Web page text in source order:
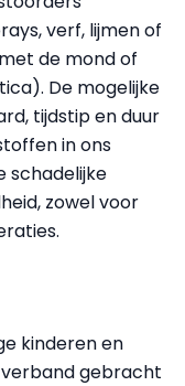
verf, lijmen of
de mond of
De mogelijke
tijdstip en duur
in ons
schadelijke
zowel voor
kinderen en
gebracht